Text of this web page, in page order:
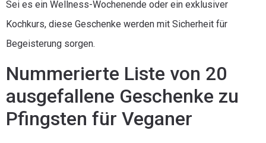
Sei es ein Wellness-Wochenende oder ein exklusiver
Kochkurs, diese Geschenke werden mit Sicherheit für
Begeisterung sorgen.
Nummerierte Liste von 20
ausgefallene Geschenke zu
Pfingsten für Veganer